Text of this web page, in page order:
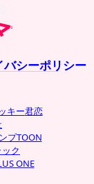
バシーポリシー
キー君恋
プTOON
ク
ONE